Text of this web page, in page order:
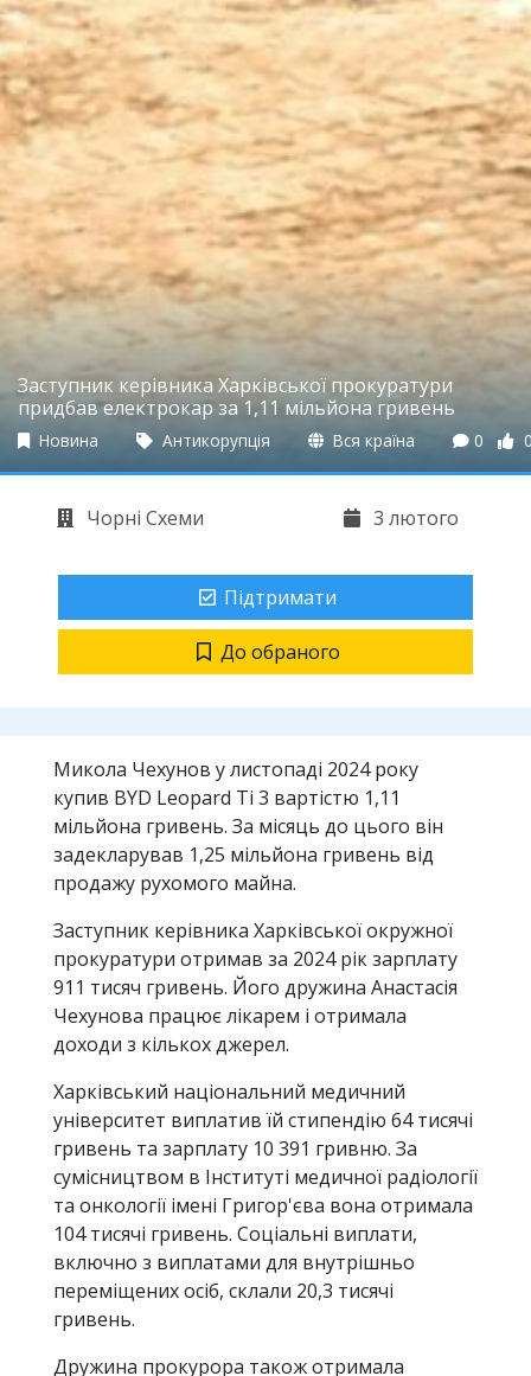
Заступник керівника Харківської прокуратури
придбав електрокар за 1,11 мільйона гривень
Новина Антикорупція Вся країна 0
Чорні Схеми 3 лютого
Підтримати
До обраного
Микола Чехунов у листопаді 2024 року
купив BYD Leopard Ti 3 вартістю 1,11
мільйона гривень. За місяць до цього він
задекларував 1,25 мільйона гривень від
продажу рухомого майна.
Заступник керівника Харківської окружної
прокуратури отримав за 2024 рік зарплату
911 тисяч гривень. Його дружина Анастасія
Чехунова працює лікарем і отримала
доходи з кількох джерел.
Харківський національний медичний
університет виплатив їй стипендію 64 тисячі
гривень та зарплату 10 391 гривню. За
сумісництвом в Інституті медичної радіології
та онкології імені Григор'єва вона отримала
104 тисячі гривень. Соціальні виплати,
включно з виплатами для внутрішньо
переміщених осіб, склали 20,3 тисячі
гривень.
Дружина прокурора також отримала